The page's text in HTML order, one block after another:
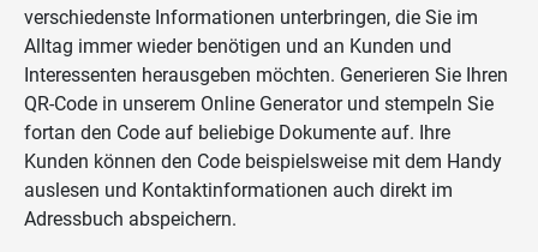
verschiedenste Informationen unterbringen, die Sie im
Alltag immer wieder benötigen und an Kunden und
Interessenten herausgeben möchten. Generieren Sie Ihren
QR-Code in unserem Online Generator und stempeln Sie
fortan den Code auf beliebige Dokumente auf. Ihre
Kunden können den Code beispielsweise mit dem Handy
auslesen und Kontaktinformationen auch direkt im
Adressbuch abspeichern.